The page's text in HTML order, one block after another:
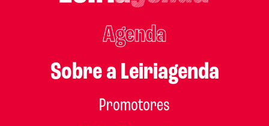
Agenda
Sobre a Leiriagenda
Promotores